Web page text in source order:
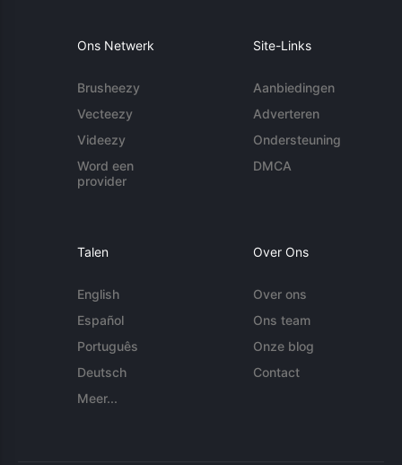
Ons Netwerk
Brusheezy
Vecteezy
Videezy
Word een
provider
Site-Links
Aanbiedingen
Adverteren
Ondersteuning
DMCA
Talen
English
Español
Português
Deutsch
Meer...
Over Ons
Over ons
Ons team
Onze blog
Contact